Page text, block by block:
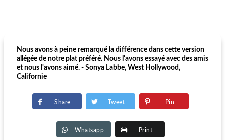
Nous avons à peine remarqué la différence dans cette version
allégée de notre plat préféré. Nous l'avons essayé avec des amis
et nous l'avons aimé. - Sonya Labbe, West Hollywood,
Californie
Share Tweet Pin
Whatsapp Print